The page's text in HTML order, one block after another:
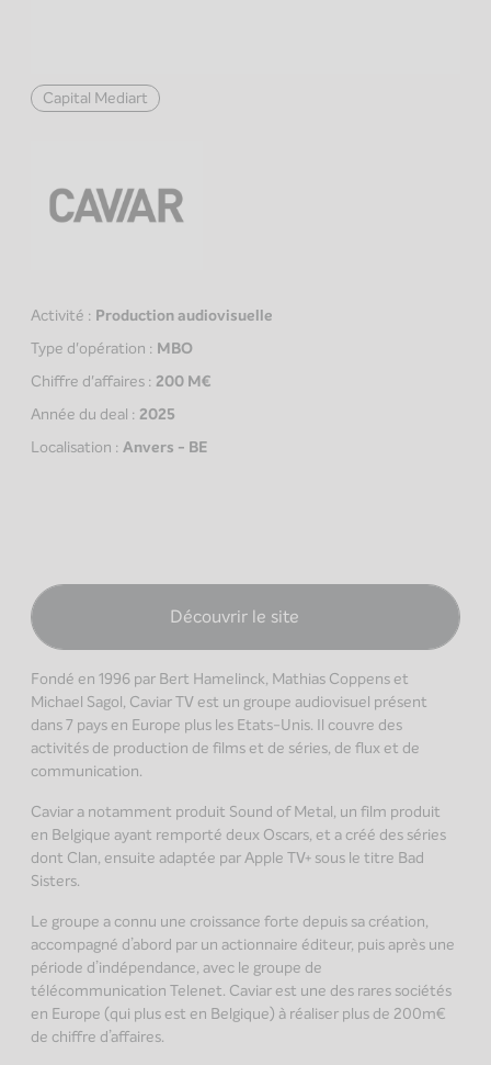
Capital Mediart
Activité : Production audiovisuelle
Type d'opération : MBO
Chiffre d'affaires : 200 M€
Année du deal : 2025
Localisation : Anvers - BE
Découvrir le site
Fondé en 1996 par Bert Hamelinck, Mathias Coppens et
Michael Sagol, Caviar TV est un groupe audiovisuel présent
dans 7 pays en Europe plus les Etats-Unis. Il couvre des
activités de production de films et de séries, de flux et de
communication.
Caviar a notamment produit Sound of Metal, un film produit
en Belgique ayant remporté deux Oscars, et a créé des séries
dont Clan, ensuite adaptée par Apple TV+ sous le titre Bad
Sisters.
Le groupe a connu une croissance forte depuis sa création,
accompagné d’abord par un actionnaire éditeur, puis après une
période d’indépendance, avec le groupe de
télécommunication Telenet. Caviar est une des rares sociétés
en Europe (qui plus est en Belgique) à réaliser plus de 200m€
de chiffre d’affaires.